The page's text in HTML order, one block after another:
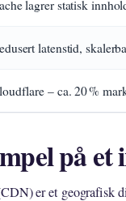
lagrer statisk
latenstid,
– ca. 20 %
på
er et geografisk